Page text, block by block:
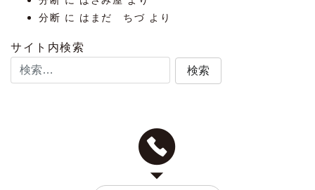
分断 に はまだ ちづ より
サイト内検索